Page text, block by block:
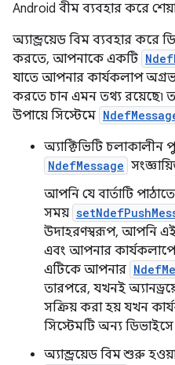
Android বীম ব্যবহার করে
অ্যান্ড্রয়েড বিম ব্যবহার করে
করতে, আপনাকে একটি
যাতে আপনার কার্যকলাপ
করতে চান এমন তথ্য রয়েছে৷
উপায়ে সিস্টেমে
অ্যাক্টিভিটি
NdefMessage
আপনি যে বার্তাটি
সময়
উদাহরণস্বরূপ, আপনি
এবং আপনার
এটিকে আপনার
তারপরে, যখনই
সক্রিয় করা হয় যখন
সিস্টেমটি অন্য ডিভাইসে
অ্যান্ড্রয়েড বিম শুরু